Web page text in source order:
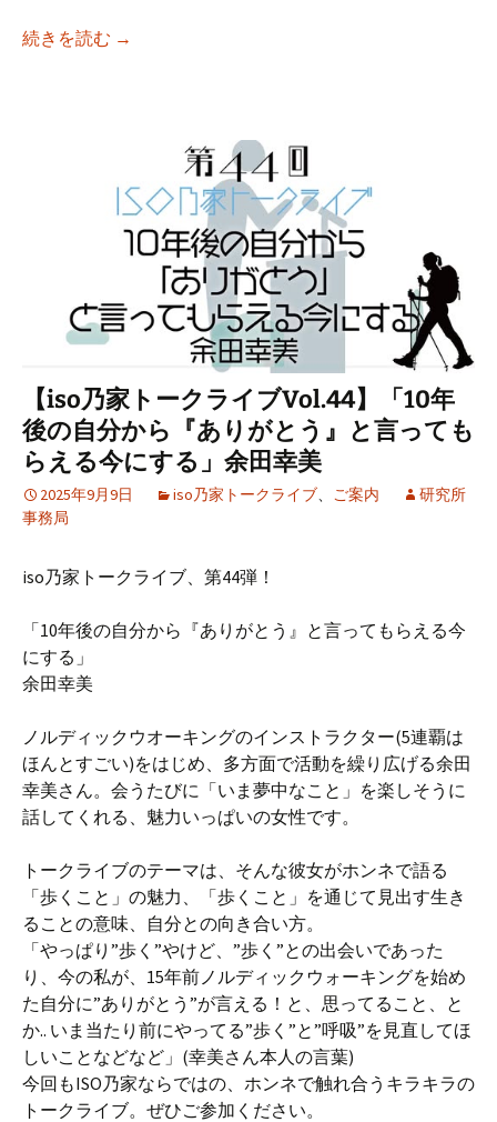
続きを読む 【iso乃家トークライブVol.45】「“政治家×IT×
→
【iso乃家トークライブVol.44】「10年
後の自分から『ありがとう』と言っても
らえる今にする」余田幸美
2025年9月9日 iso乃家トークライブ、 ご案内
研究所
事務局
iso乃家トークライブ、第44弾！
「10年後の自分から『ありがとう』と言ってもらえる今
にする」
余田幸美
ノルディックウオーキングのインストラクター(5連覇は
ほんとすごい)をはじめ、多方面で活動を繰り広げる余田
幸美さん。会うたびに「いま夢中なこと」を楽しそうに
話してくれる、魅力いっぱいの女性です。
トークライブのテーマは、そんな彼女がホンネで語る
「歩くこと」の魅力、「歩くこと」を通じて見出す生き
ることの意味、自分との向き合い方。
「やっぱり”歩く”やけど、”歩く”との出会いであった
り、今の私が、15年前ノルディックウォーキングを始め
た自分に”ありがとう”が言える！と、思ってること、と
か.. いま当たり前にやってる”歩く”と”呼吸”を見直してほ
しいことなどなど」(幸美さん本人の言葉)
今回もISO乃家ならではの、ホンネで触れ合うキラキラの
トークライブ。ぜひご参加ください。